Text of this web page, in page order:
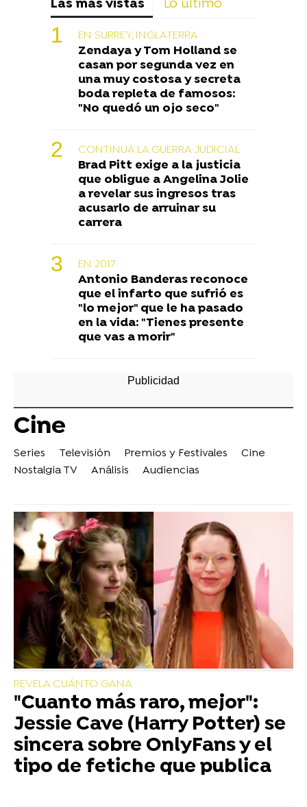
Las más vistas Lo último
EN SURREY, INGLATERRA
Zendaya y Tom Holland se
casan por segunda vez en
una muy costosa y secreta
boda repleta de famosos:
"No quedó un ojo seco"
CONTINUA LA GUERRA JUDICIAL
Brad Pitt exige a la justicia
que obligue a Angelina Jolie
a revelar sus ingresos tras
acusarlo de arruinar su
carrera
EN 2017
Antonio Banderas reconoce
que el infarto que sufrió es
"lo mejor" que le ha pasado
en la vida: "Tienes presente
que vas a morir"
Cine
Series Televisión Premios y Festivales
Cine
Nostalgia TV
Análisis Audiencias
REVELA CUÁNTO GANA
"Cuanto más raro, mejor":
Jessie Cave (Harry Potter) se
sincera sobre OnlyFans y el
tipo de fetiche que publica